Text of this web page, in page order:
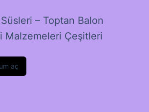
– Toptan Balon
Malzemeleri Çeşitleri
aç